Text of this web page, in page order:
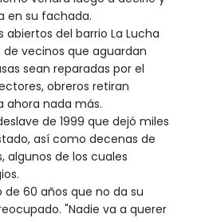
en su fachada.
abiertos del barrio La Lucha
vecinos que aguardan
sean reparadas por el
obreros retiran
ahora nada más.
de 1999 que dejó miles
así como decenas de
algunos de los cuales
60 años que no da su
"Nadie va a querer